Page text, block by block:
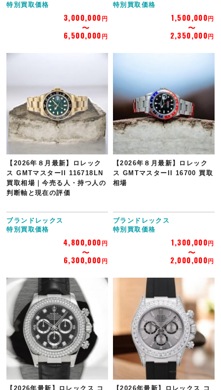
特別買取価格
3,000,000円
6,500,000円
特別買取価格
1,500,000円
2,350,000円
【2026年８月最新】ロレック
ス GMTマスターII 116718LN
買取相場｜今売る人・持つ人の
判断軸と現在の評価
ブランドレックス
特別買取価格
4,800,000円
6,300,000円
【2026年８月最新】ロレック
ス GMTマスターII 16700 買取
相場
ブランドレックス
特別買取価格
1,300,000円
2,000,000円
【2026年最新】ロレックス コ 【2026年最新】ロレックス コ